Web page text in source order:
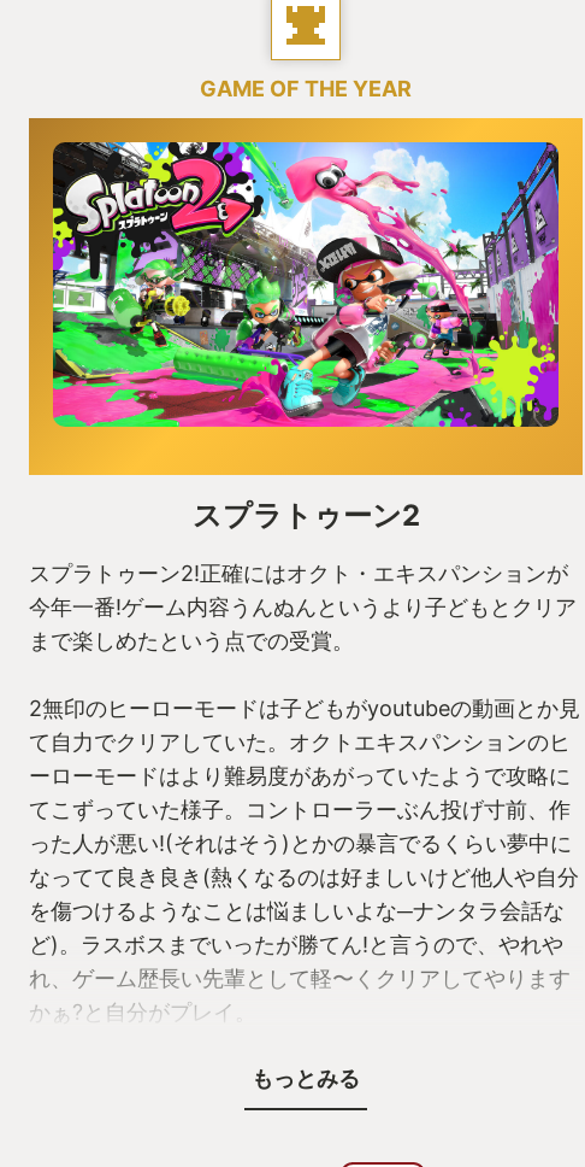
GAME OF THE YEAR
スプラトゥーン2
スプラトゥーン2!正確にはオクト・エキスパンションが
今年一番!ゲーム内容うんぬんというより子どもとクリア
まで楽しめたという点での受賞。
2無印のヒーローモードは子どもがyoutubeの動画とか見
て自力でクリアしていた。オクトエキスパンションのヒ
ーローモードはより難易度があがっていたようで攻略に
てこずっていた様子。コントローラーぶん投げ寸前、作
った人が悪い!(それはそう)とかの暴言でるくらい夢中に
なってて良き良き(熱くなるのは好ましいけど他人や自分
を傷つけるようなことは悩ましいよな─ナンタラ会話な
ど)。ラスボスまでいったが勝てん!と言うので、やれや
れ、ゲーム歴長い先輩として軽〜くクリアしてやります
かぁ?と自分がプレイ。
経験がほぼない自分なので攻略法を実現するだけの操作
テクニックがない!!何度もリトライするもクリアできずに
もっとみる